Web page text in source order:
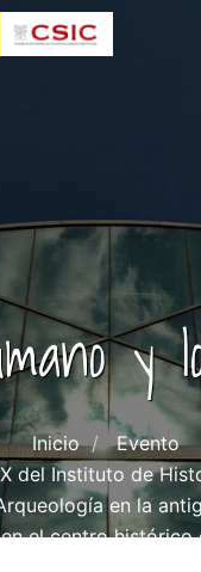
y
Inicio
Evento
del Instituto de
en la
el centro histórico